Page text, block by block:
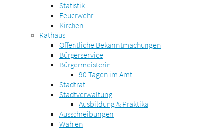
Statistik
Feuerwehr
Kirchen
Rathaus
Öffentliche Bekanntmachungen
Bürgerservice
Bürgermeisterin
90 Tagen im Amt
Stadtrat
Stadtverwaltung
Ausbildung & Praktika
Ausschreibungen
Wahlen